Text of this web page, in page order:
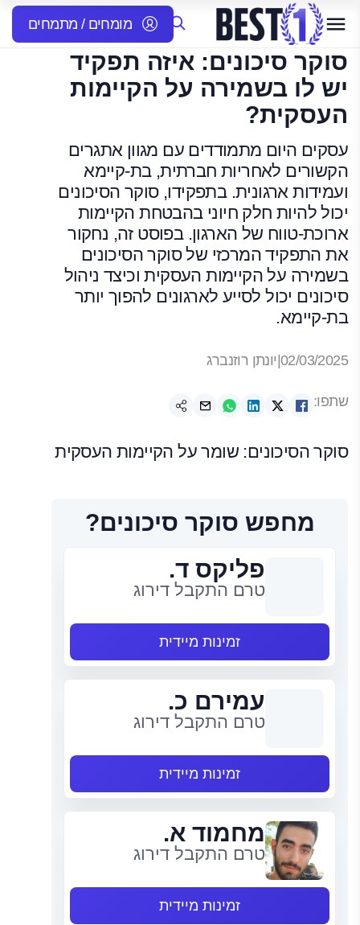
מומחים / מתמחים
סוקר סיכונים: איזה תפקיד
יש לו בשמירה על הקיימות
העסקית?
עסקים היום מתמודדים עם מגוון אתגרים
הקשורים לאחריות חברתית, בת-קיימא
ועמידות ארגונית. בתפקידו, סוקר הסיכונים
יכול להיות חלק חיוני בהבטחת הקיימות
ארוכת-טווח של הארגון. בפוסט זה, נחקור
את התפקיד המרכזי של סוקר הסיכונים
בשמירה על הקיימות העסקית וכיצד ניהול
סיכונים יכול לסייע לארגונים להפוך יותר
בת-קיימא.
02/03/2025 יונתן רוזנברג
שתפו:
סוקר הסיכונים: שומר על הקיימות העסקית
מחפש סוקר סיכונים?
פליקס ד.
טרם התקבל דירוג
זמינות מיידית
עמירם כ.
טרם התקבל דירוג
זמינות מיידית
מחמוד א.
טרם התקבל דירוג
זמינות מיידית